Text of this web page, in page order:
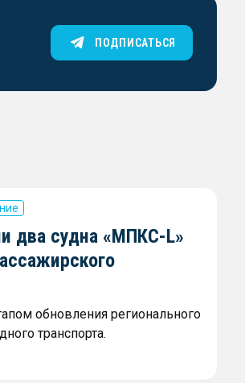
ПОДПИСАТЬСЯ
два судна «МПКС-L»
обновления регионального
транспорта.